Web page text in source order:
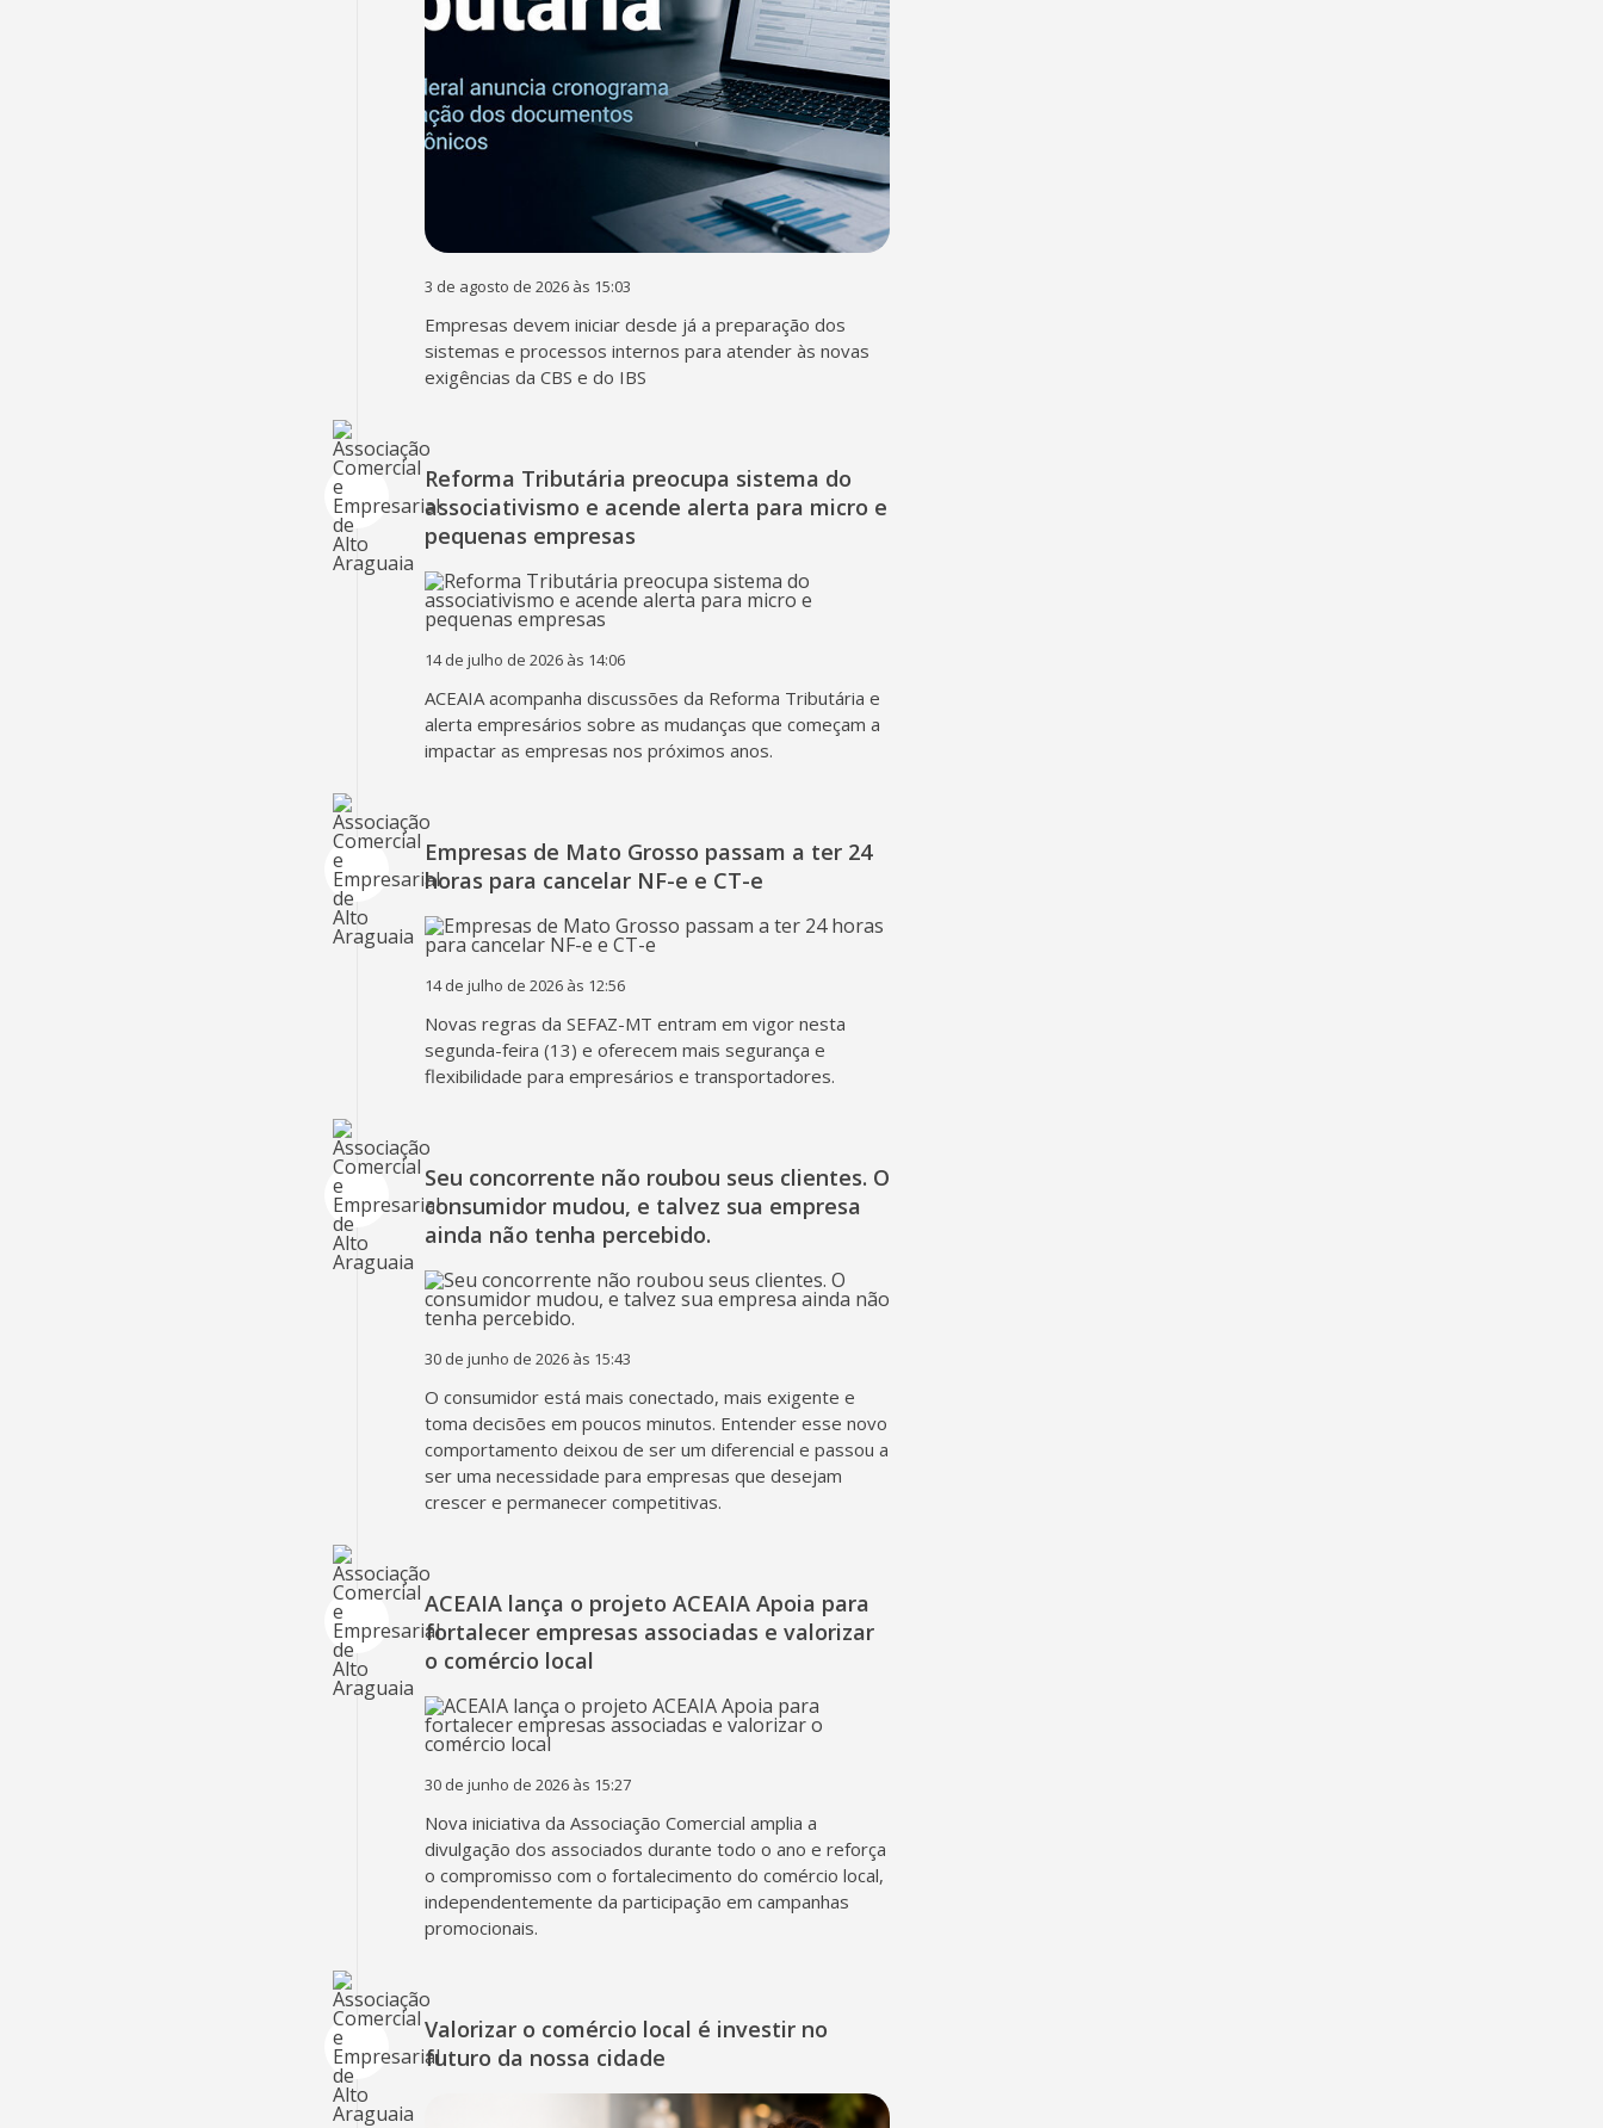
3 de agosto de 2026 às 15:03
Empresas devem iniciar desde já a preparação dos
sistemas e processos internos para atender às novas
exigências da CBS e do IBS
Reforma Tributária preocupa sistema do
associativismo e acende alerta para micro e
pequenas empresas
14 de julho de 2026 às 14:06
ACEAIA acompanha discussões da Reforma Tributária e
alerta empresários sobre as mudanças que começam a
impactar as empresas nos próximos anos.
Empresas de Mato Grosso passam a ter 24
horas para cancelar NF-e e CT-e
14 de julho de 2026 às 12:56
Novas regras da SEFAZ-MT entram em vigor nesta
segunda-feira (13) e oferecem mais segurança e
flexibilidade para empresários e transportadores.
Seu concorrente não roubou seus clientes. O
consumidor mudou, e talvez sua empresa
ainda não tenha percebido.
30 de junho de 2026 às 15:43
O consumidor está mais conectado, mais exigente e
toma decisões em poucos minutos. Entender esse novo
comportamento deixou de ser um diferencial e passou a
ser uma necessidade para empresas que desejam
crescer e permanecer competitivas.
ACEAIA lança o projeto ACEAIA Apoia para
fortalecer empresas associadas e valorizar
o comércio local
30 de junho de 2026 às 15:27
Nova iniciativa da Associação Comercial amplia a
divulgação dos associados durante todo o ano e reforça
o compromisso com o fortalecimento do comércio local,
independentemente da participação em campanhas
promocionais.
Valorizar o comércio local é investir no
futuro da nossa cidade